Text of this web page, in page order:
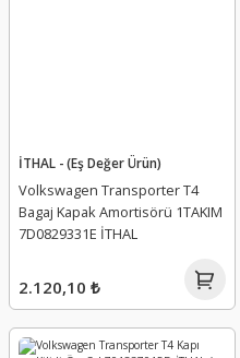
İTHAL - (Eş Değer Ürün)
Volkswagen Transporter T4
Bagaj Kapak Amortisörü 1TAKIM
7D0829331E İTHAL
2.120,10 ₺